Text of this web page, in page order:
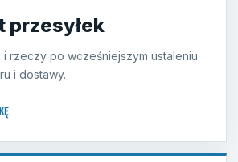
przesyłek
rzeczy po wcześniejszym ustaleniu
i dostawy.